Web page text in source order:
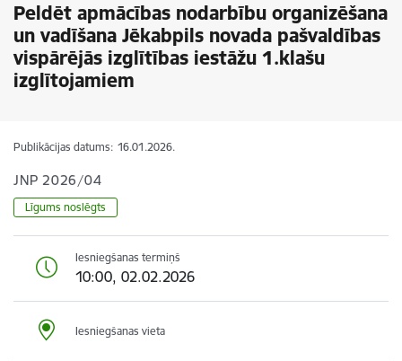
Peldēt apmācības nodarbību organizēšana
un vadīšana Jēkabpils novada pašvaldības
vispārējās izglītības iestāžu 1.klašu
izglītojamiem
Publikācijas datums: 16.01.2026.
JNP 2026/04
Līgums noslēgts
Iesniegšanas termiņš
10:00, 02.02.2026
Iesniegšanas vieta